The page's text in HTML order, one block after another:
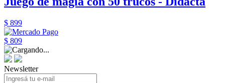
$ 899
$ 809
Newsletter